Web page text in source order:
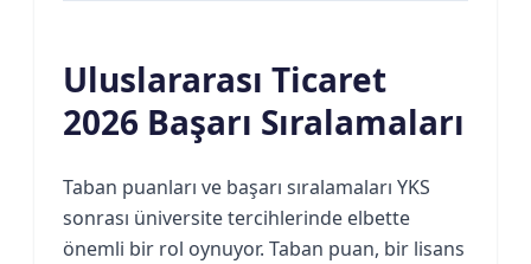
Uluslararası Ticaret
2026 Başarı Sıralamaları
Taban puanları ve başarı sıralamaları YKS
sonrası üniversite tercihlerinde elbette
önemli bir rol oynuyor. Taban puan, bir lisans